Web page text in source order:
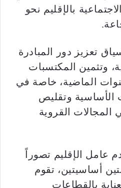
بالإقليم نحو
تعزيز دور المبادرة
وتثمين المكتسبات
الماضية، خاصة في
الأساسية وتقليص
القروية
عامل الإقليم تصوراً
أساسيتين، تقوم
بالقطاعات